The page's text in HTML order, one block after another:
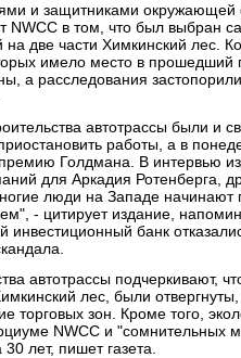
и защитниками окружающей
NWCC в том, что был
две части Химкинский лес.
имело место в прошедший
а расследования
автотрассы были и
работы, а в
Голдмана. В интервью
для Аркадия Ротенберга,
люди на Западе
- цитирует издание,
инвестиционный банк
автотрассы подчеркивают,
лес, были
торговых зон. Кроме того,
NWCC и
лет, пишет газета.